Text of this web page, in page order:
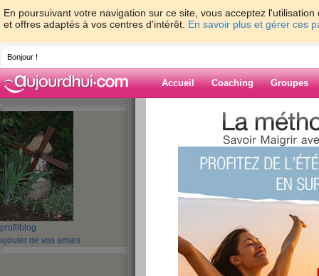
En poursuivant votre navigation sur ce site, vous acceptez
et offres adaptés à vos centres d'intérêt. En savoir plus et gérer ces
Bonjour !
Accueil Coaching Groupes
profil blog
ajouter de vos amies
>
Blog de guel23
21 - 30 31 - 40 41 - 50 51 -
‹ Préc. 31 32 33 34 35